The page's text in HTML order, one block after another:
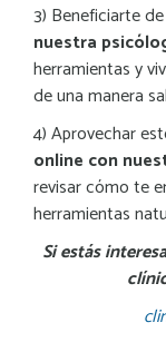
3) Beneficiarte
nuestra
herramientas y
de una manera
4) Aprovechar
online con
revisar cómo te
herramientas
Si estás